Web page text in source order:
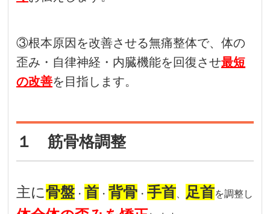
③根本原因を改善させる無痛整体で、体の
歪み・自律神経・内臓機能を回復させ最短
の改善を目指します。
１ 筋骨格調整
主に骨盤 ・ 首 ・背骨 ・手首 足首を調整し